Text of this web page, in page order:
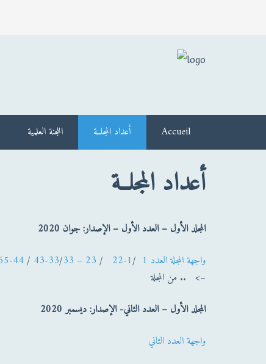
Accueil أعداد المجلــة اللجنة العلمية
أعداد المجلــة
المجلد الأول – العدد الأول – الإصدار: جوان 2020
واجهة المجلة العدد 1
/
1-22
/
23 – 33
/33-43
/
44-65
من المجلة .. <–
المجلد الأول – العدد الثاني- الإصدار: ديسمبر2020
واجهة العدد الثاني